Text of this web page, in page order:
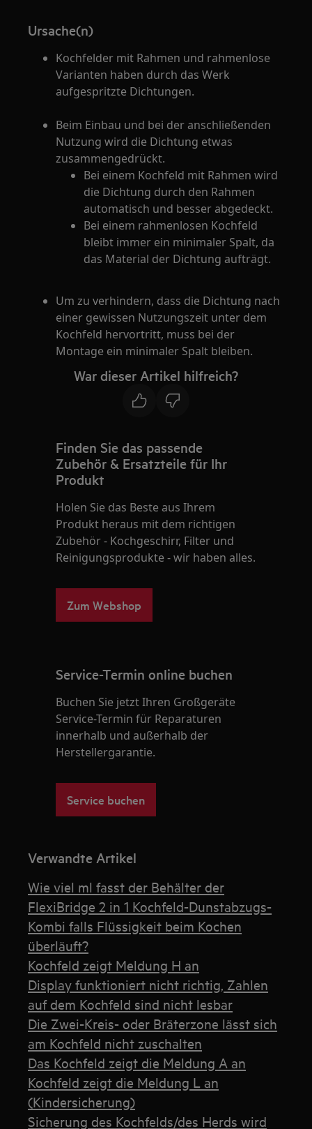
Ursache(n)
Kochfelder mit Rahmen und rahmenlose
Varianten haben durch das Werk
aufgespritzte Dichtungen.
Beim Einbau und bei der anschließenden
Nutzung wird die Dichtung etwas
zusammengedrückt.
Bei einem Kochfeld mit Rahmen wird
die Dichtung durch den Rahmen
automatisch und besser abgedeckt.
Bei einem rahmenlosen Kochfeld
bleibt immer ein minimaler Spalt, da
das Material der Dichtung aufträgt.
Um zu verhindern, dass die Dichtung nach
einer gewissen Nutzungszeit unter dem
Kochfeld hervortritt, muss bei der
Montage ein minimaler Spalt bleiben.
War dieser Artikel hilfreich?
Finden Sie das passende
Zubehör & Ersatzteile für Ihr
Produkt
Holen Sie das Beste aus Ihrem
Produkt heraus mit dem richtigen
Zubehör - Kochgeschirr, Filter und
Reinigungsprodukte - wir haben alles.
Zum Webshop
Service-Termin online buchen
Buchen Sie jetzt Ihren Großgeräte
Service-Termin für Reparaturen
innerhalb und außerhalb der
Herstellergarantie.
Service buchen
Verwandte Artikel
Wie viel ml fasst der Behälter der
FlexiBridge 2 in 1 Kochfeld-Dunstabzugs-
Kombi falls Flüssigkeit beim Kochen
überläuft?
Kochfeld zeigt Meldung H an
Display funktioniert nicht richtig, Zahlen
auf dem Kochfeld sind nicht lesbar
Die Zwei-Kreis- oder Bräterzone lässt sich
am Kochfeld nicht zuschalten
Das Kochfeld zeigt die Meldung A an
Kochfeld zeigt die Meldung L an
(Kindersicherung)
Sicherung des Kochfelds/des Herds wird